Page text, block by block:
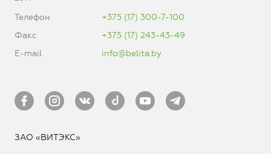
Телефон
+375 (17) 300-7-100
Факс
+375 (17) 243-43-49
E-mail
info@belita.by
ЗАО «ВИТЭКС»